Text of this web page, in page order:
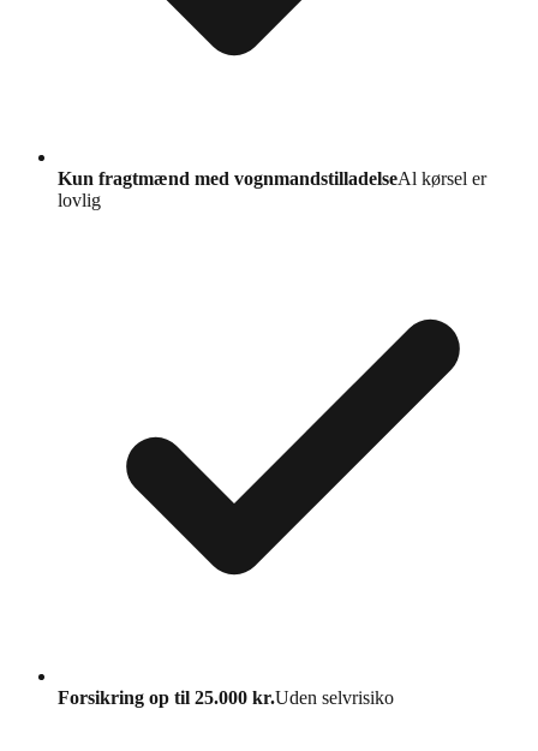
Kun fragtmænd med vognmandstilladelseAl kørsel er
lovlig
Forsikring op til 25.000 kr.Uden selvrisiko